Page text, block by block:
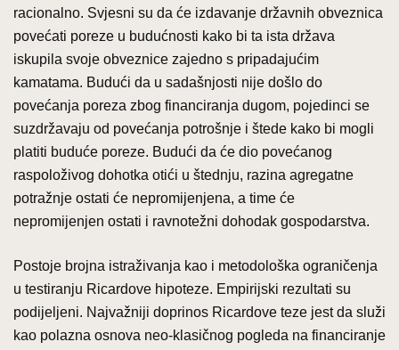
racionalno. Svjesni su da će izdavanje državnih obveznica
povećati poreze u budućnosti kako bi ta ista država
iskupila svoje obveznice zajedno s pripadajućim
kamatama. Budući da u sadašnjosti nije došlo do
povećanja poreza zbog financiranja dugom, pojedinci se
suzdržavaju od povećanja potrošnje i štede kako bi mogli
platiti buduće poreze. Budući da će dio povećanog
raspoloživog dohotka otići u štednju, razina agregatne
potražnje ostati će nepromijenjena, a time će
nepromijenjen ostati i ravnotežni dohodak gospodarstva.
Postoje brojna istraživanja kao i metodološka ograničenja
u testiranju Ricardove hipoteze. Empirijski rezultati su
podijeljeni. Najvažniji doprinos Ricardove teze jest da služi
kao polazna osnova neo-klasičnog pogleda na financiranje